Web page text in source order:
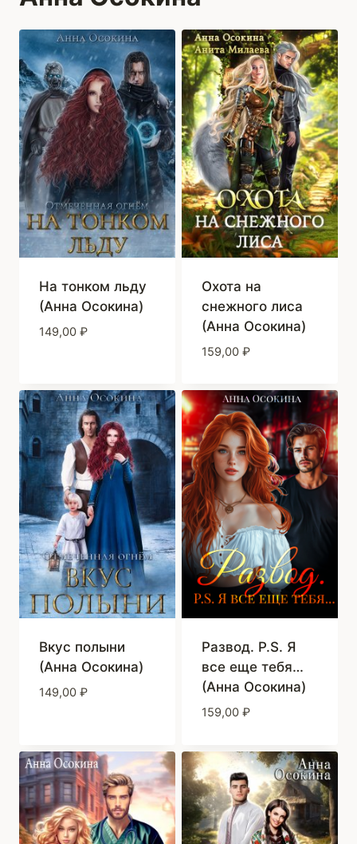
На тонком льду
(Анна Осокина)
149,00 ₽
Охота на
снежного лиса
(Анна Осокина)
159,00 ₽
Вкус полыни
(Анна Осокина)
149,00 ₽
Развод. P.S. Я
все еще тебя…
(Анна Осокина)
159,00 ₽